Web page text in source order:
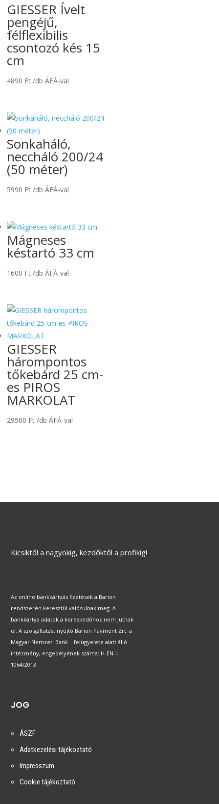
GIESSER Ívelt
pengéjű,
félflexibilis
csontozó kés 15
cm
4890 Ft /db ÁFÁ-val
Sonkaháló,
neccháló 200/24
(50 méter)
5990 Ft /db ÁFÁ-val
Mágneses
késtartó 33 cm
1600 Ft /db ÁFÁ-val
GIESSER
hárompontos
tőkebárd 25 cm-
es PIROS
MARKOLAT
29500 Ft /db ÁFÁ-val
Kicsiktől a nagyokig, kezdőktől a profikig!
Az online bankkártyás fizetések a Barion
rendszerén keresztül valósulnak meg. A
bankkártya adatok a kereskedőhöz nem jutnak
el. A szolgáltatást nyújtó Barion Payment Zrt. a
Magyar Nemzeti Bank felügyelete alatt álló
intézmény, engedélyének száma: H-EN-I-
1064/2013.
JOG
ÁSZF
Adatkezelési tájékoztató
Impresszum
Cookie tájékoztató